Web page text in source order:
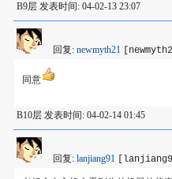
B9层 发表时间: 04-02-13 23:07
回复: newmyth21
同意
B10层 发表时间: 04-02-14 01:45
回复: lanjiang91